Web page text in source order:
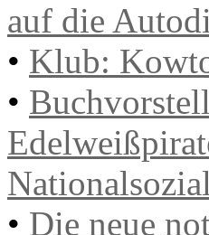
auf die
• Klub:
•
• Die neue